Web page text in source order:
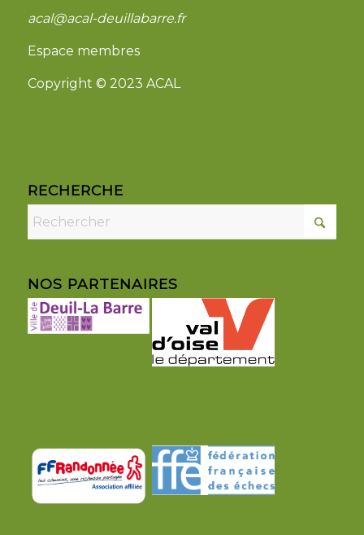
acal@acal-deuillabarre.fr
Espace membres
Copyright © 2023 ACAL
RECHERCHE
NOS PARTENAIRES